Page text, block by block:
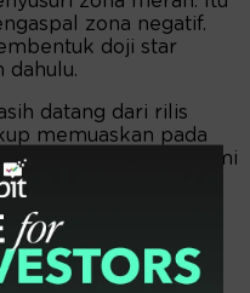
zona negatif.
doji star
dahulu.
datang dari rilis
memuaskan pada
komoditas mengalami
mereda, membuat
asing
net buy.